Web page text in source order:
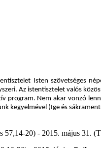
Isten szövetséges
Az istentisztelet valós
program. Nem akar vonzó
kegyelmével (Ige és
57,14-20) - 2015. május 31.